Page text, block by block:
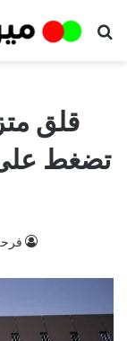
بحث عن
قلق
تضغط